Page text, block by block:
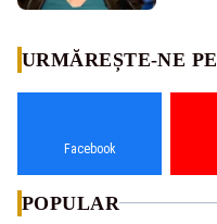
URMĂREȘTE-NE PE
Facebook
POPULAR